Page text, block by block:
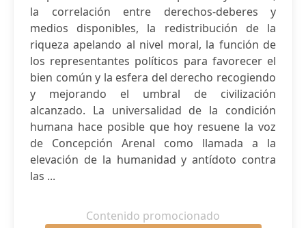
la correlación entre derechos-deberes y
medios disponibles, la redistribución de la
riqueza apelando al nivel moral, la función de
los representantes políticos para favorecer el
bien común y la esfera del derecho recogiendo
y mejorando el umbral de civilización
alcanzado. La universalidad de la condición
humana hace posible que hoy resuene la voz
de Concepción Arenal como llamada a la
elevación de la humanidad y antídoto contra
las ...
Contenido promocionado